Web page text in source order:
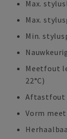
Max.
Max.
Min.
Meetfout
22°C)
Aftastfout
Vorm